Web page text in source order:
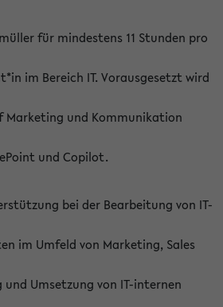
für mindestens 11 Stunden pro
im Bereich IT. Vorausgesetzt wird
Marketing und Kommunikation
und Copilot.
bei der Bearbeitung von IT-
im Umfeld von Marketing, Sales
und Umsetzung von IT-internen